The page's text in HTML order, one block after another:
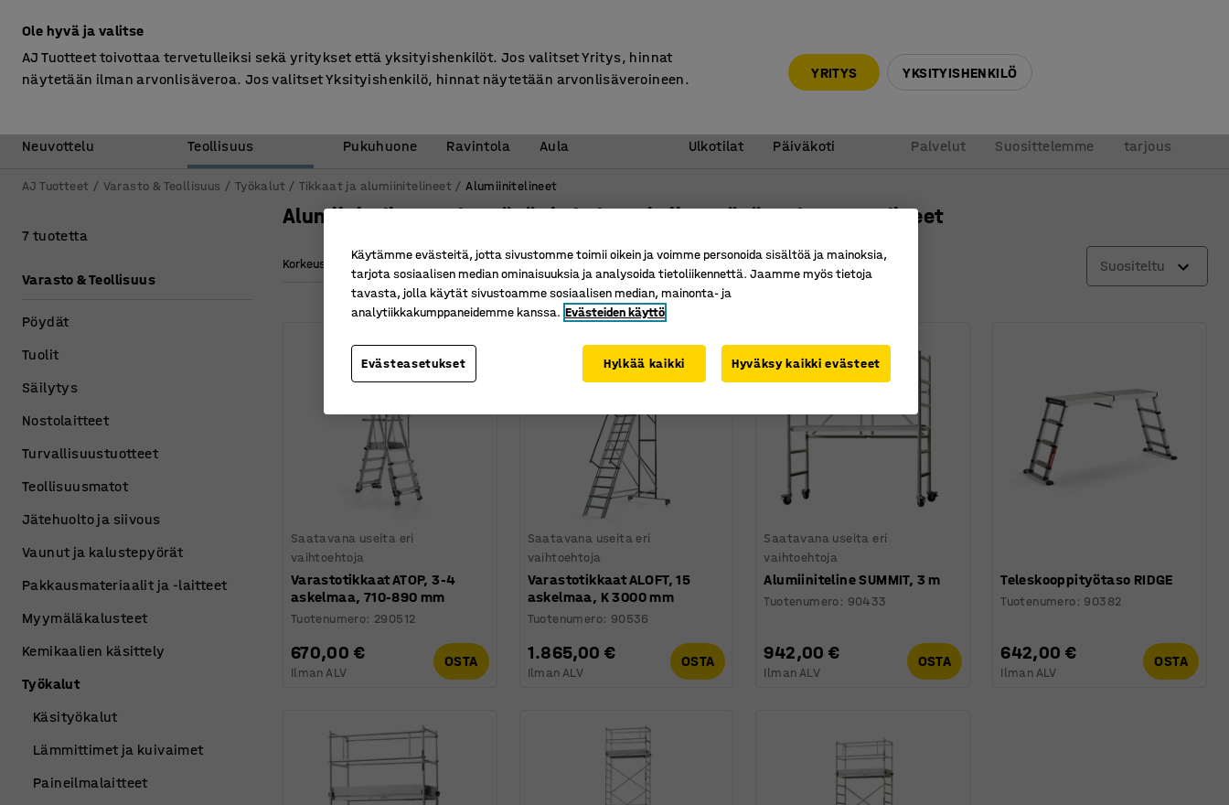
Neuvottelu
Teollisuus
Pukuhuone Ravintola
Aula
Ulkotilat
Päiväkoti
Palvelut Suosittelemme
tarjous
AJ Tuotteet Varasto & Teollisuus Työkalut Tikkaat ja alumiinitelineet Alumiinitelineet
Alumiinitelineet – kestävät ja helposti siirrettävät rakennustelineet
Korkeus Alustan mitat pxl Alustan korkeus Materiaali Suositeltu
Saatavana useita eri
vaihtoehtoja
Varastotikkaat ATOP, 3-4
askelmaa, 710-890 mm
Tuotenumero: 290512
670,00 €
Ilman ALV
OSTA
Uusi
Saatavana useita eri
vaihtoehtoja
Varastotikkaat ALOFT, 15
askelmaa, K 3000 mm
Tuotenumero: 90536
1.865,00 €
Ilman ALV
OSTA
Saatavana useita eri
vaihtoehtoja
Alumiiniteline SUMMIT, 3 m
Tuotenumero: 90433
942,00 €
Ilman ALV
OSTA
Teleskooppityötaso RIDGE
Tuotenumero: 90382
642,00 €
Ilman ALV
OSTA
7 tuotetta
Varasto & Teollisuus
Pöydät
Tuolit
Säilytys
Nostolaitteet
Turvallisuustuotteet
Teollisuusmatot
Jätehuolto ja siivous
Vaunut ja kalustepyörät
Pakkausmateriaalit ja -laitteet
Myymäläkalusteet
Kemikaalien käsittely
Työkalut
Käsityökalut
Lämmittimet ja kuivaimet
Paineilmalaitteet
Ole hyvä ja valitse
AJ Tuotteet toivottaa tervetulleiksi sekä yritykset että yksityishenkilöt. Jos valitset Yritys, hinnat
näytetään ilman arvonlisäveroa. Jos valitset Yksityishenkilö, hinnat näytetään arvonlisäveroineen.
YRITYS YKSITYISHENKILÖ
Käytämme evästeitä, jotta sivustomme toimii oikein ja voimme personoida sisältöä ja mainoksia,
tarjota sosiaalisen median ominaisuuksia ja analysoida tietoliikennettä. Jaamme myös tietoja
tavasta, jolla käytät sivustoamme sosiaalisen median, mainonta- ja
analytiikkakumppaneidemme kanssa. Evästeiden käyttö
Evästeasetukset Hylkää kaikki Hyväksy kaikki evästeet